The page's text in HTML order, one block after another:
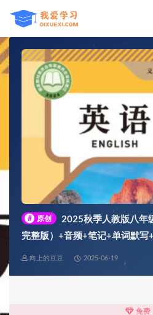
# 原创
2025秋季人教版八年
完整版）+音频+笔记+单词默写
向上的豆豆 2025-06-19
免费